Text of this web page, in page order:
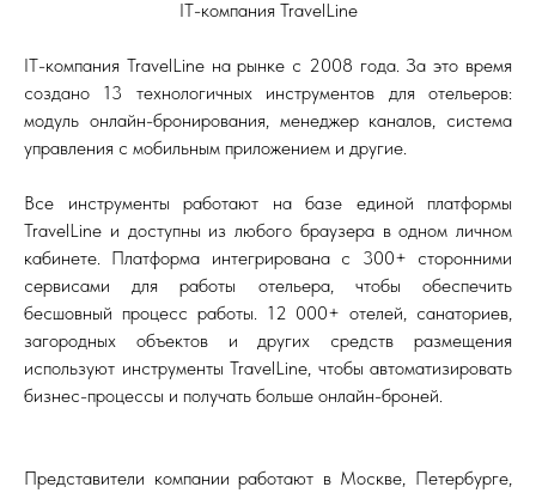
IT-компания TravelLine
IT-компания TravelLine на рынке с 2008 года. За это время
создано 13 технологичных инструментов для отельеров:
модуль онлайн-бронирования, менеджер каналов, система
управления с мобильным приложением и другие.
Все инструменты работают на базе единой платформы
TravelLine и доступны из любого браузера в одном личном
кабинете. Платформа интегрирована с 300+ сторонними
сервисами для работы отельера, чтобы обеспечить
бесшовный процесс работы. 12 000+ отелей, санаториев,
загородных объектов и других средств размещения
используют инструменты TravelLine, чтобы автоматизировать
бизнес-процессы и получать больше онлайн-броней.
Представители компании работают в Москве, Петербурге,